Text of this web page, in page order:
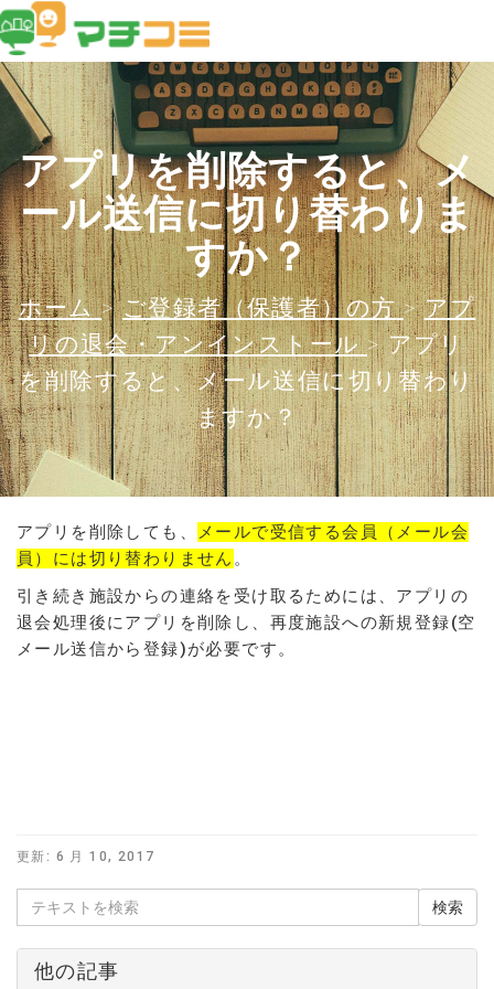
アプリを削除すると、メ
ール送信に切り替わりま
すか？
ホーム > ご登録者（保護者）の方 > アプ
リの退会・アンインストール > アプリ
を削除すると、メール送信に切り替わり
ますか？
アプリを削除しても、
メールで受信する会員（メール会
員）には切り替わりません 。
引き続き施設からの連絡を受け取るためには、アプリの
退会処理後にアプリを削除し、再度施設への新規登録(空
メール送信から登録)が必要です。
更新: 6 月 10, 2017
他の記事